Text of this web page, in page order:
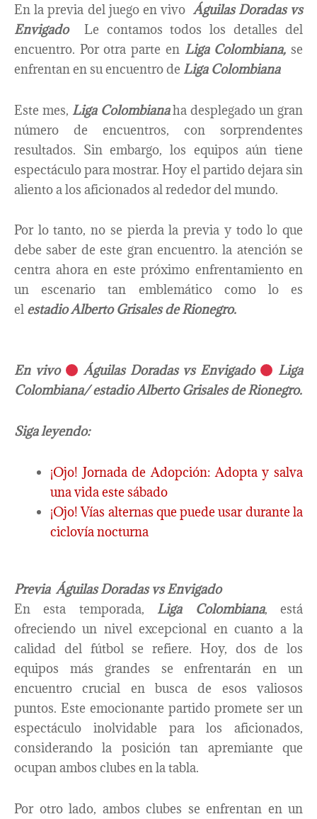
En la previa del juego en vivo Águilas Doradas vs
Envigado
Le contamos todos los detalles del
encuentro. Por otra parte en Liga Colombiana, se
enfrentan en su encuentro de Liga Colombiana
Este mes, Liga Colombianaha desplegado un gran
número de encuentros, con sorprendentes
resultados. Sin embargo, los equipos aún tiene
espectáculo para mostrar. Hoy el partido dejara sin
aliento a los aficionados al rededor del mundo.
Por lo tanto, no se pierda la previa y todo lo que
debe saber de este gran encuentro. la atención se
centra ahora en este próximo enfrentamiento en
un escenario tan emblemático como lo es
el estadio Alberto Grisales de Rionegro.
En vivo Águilas Doradas vs Envigado
Liga
Colombiana/ estadio Alberto Grisales de Rionegro.
Siga leyendo:
¡Ojo! Jornada de Adopción: Adopta y salva
una vida este sábado
¡Ojo! Vías alternas que puede usar durante la
ciclovía nocturna
Previa Águilas Doradas vs Envigado
En esta temporada,Liga Colombiana, está
ofreciendo un nivel excepcional en cuanto a la
calidad del fútbol se refiere. Hoy, dos de los
equipos más grandes se enfrentarán en un
encuentro crucial en busca de esos valiosos
puntos. Este emocionante partido promete ser un
espectáculo inolvidable para los aficionados,
considerando la posición tan apremiante que
ocupan ambos clubes en la tabla.
Por otro lado, ambos clubes se enfrentan en un